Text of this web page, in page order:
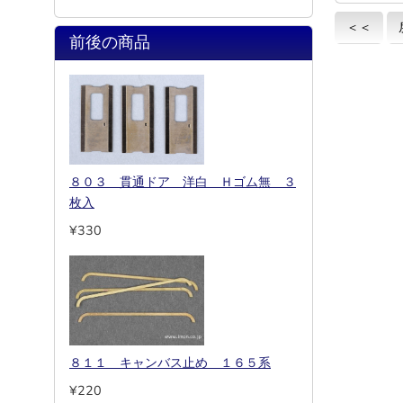
＜＜
前後の商品
８０３ 貫通ドア 洋白 Ｈゴム無 ３
枚入
¥330
８１１ キャンバス止め １６５系
¥220